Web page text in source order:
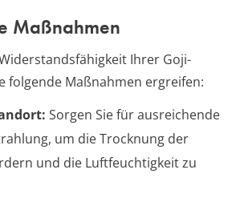
Maßnahmen
Ihrer Goji-
folgende Maßnahmen ergreifen:
Sorgen Sie für ausreichende
um die Trocknung der
und die Luftfeuchtigkeit zu